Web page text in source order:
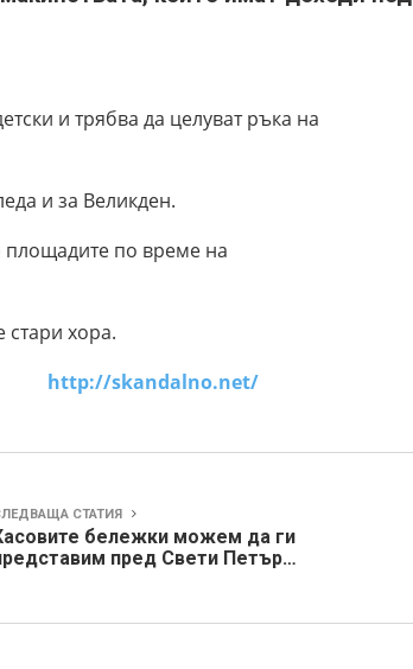
и трябва да целуват ръка на
и за Великден.
площадите по време на
стари хора.
http://skandalno.net/
СТАТИЯ
бележки можем да ги
пред Свети Петър…